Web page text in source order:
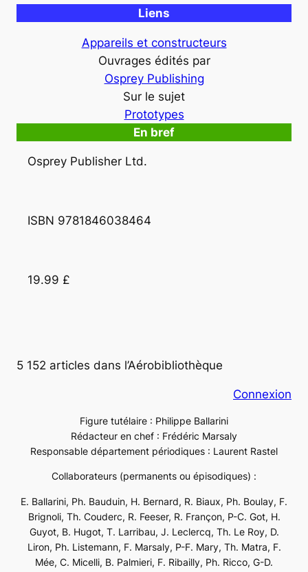
Liens
Appareils et constructeurs
Ouvrages édités par
Osprey Publishing
Sur le sujet
Prototypes
En bref
Osprey Publisher Ltd.
ISBN 9781846038464
19.99 £
5 152 articles dans l’Aérobibliothèque
Connexion
Figure tutélaire : Philippe Ballarini
Rédacteur en chef : Frédéric Marsaly
Responsable département périodiques : Laurent Rastel
Collaborateurs (permanents ou épisodiques) :
E. Ballarini, Ph. Bauduin, H. Bernard, R. Biaux, Ph. Boulay, F.
Brignoli, Th. Couderc, R. Feeser, R. Françon, P-C. Got, H.
Guyot, B. Hugot, T. Larribau, J. Leclercq, Th. Le Roy, D.
Liron, Ph. Listemann, F. Marsaly, P-F. Mary, Th. Matra, F.
Mée, C. Micelli, B. Palmieri, F. Ribailly, Ph. Ricco, G-D.